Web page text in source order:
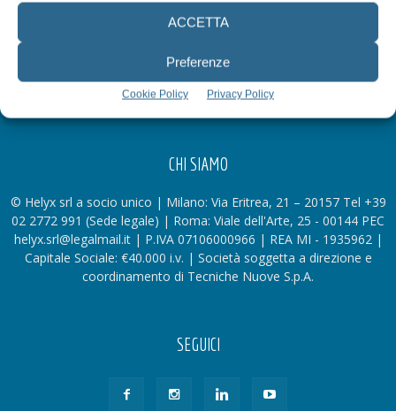
ACCETTA
Preferenze
Cookie Policy Privacy Policy
CHI SIAMO
© Helyx srl a socio unico | Milano: Via Eritrea, 21 – 20157 Tel +39
02 2772 991 (Sede legale) | Roma: Viale dell'Arte, 25 - 00144 PEC
helyx.srl@legalmail.it | P.IVA 07106000966 | REA MI - 1935962 |
Capitale Sociale: €40.000 i.v. | Società soggetta a direzione e
coordinamento di Tecniche Nuove S.p.A.
SEGUICI